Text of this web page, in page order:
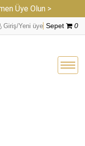
Üye Olun >
Giriş/Yeni üye Sepet 0